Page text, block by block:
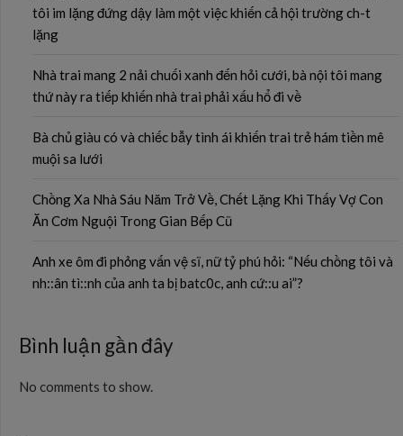
tôi im lặng đứng dậy làm một việc khiến cả hội trường ch-t
lặng
Nhà trai mang 2 nải chuối xanh đến hỏi cưới, bà nội tôi mang
thứ này ra tiếp khiến nhà trai phải xấu hổ đi về
Bà chủ giàu có và chiếc bẫy tình ái khiến trai trẻ hám tiền mê
muội sa lưới
Chồng Xa Nhà Sáu Năm Trở Về, Chết Lặng Khi Thấy Vợ Con
Ăn Cơm Nguội Trong Gian Bếp Cũ
Anh xe ôm đi phỏng vấn vệ sĩ, nữ tỷ phú hỏi: “Nếu chồng tôi và
nh::ân tì::nh của anh ta bị batc0c, anh cứ::u ai”?
Bình luận gần đây
No comments to show.